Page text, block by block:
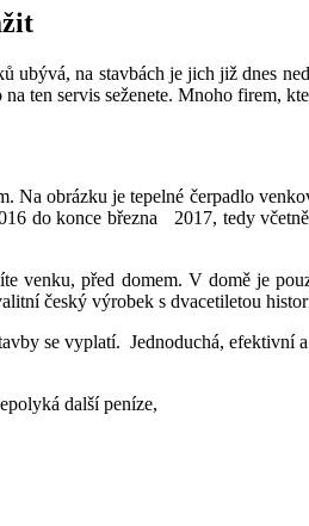
ubývá, na stavbách je jich již dnes
ten servis seženete. Mnoho firem,
Na obrázku je tepelné čerpadlo
do konce března 2017, tedy
venku, před domem. V domě je
český výrobek s dvacetiletou
se vyplatí. Jednoduchá, efektivní
další peníze,